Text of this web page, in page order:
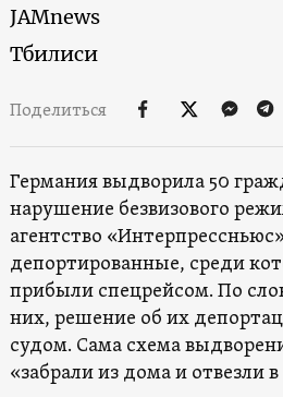
JAMnews
Тбилиси
Поделиться
Германия выдворила 50
нарушение безвизового
агентство
депортированные, среди
прибыли спецрейсом. По
них, решение об их
судом. Сама схема
«забрали из дома и отвезли